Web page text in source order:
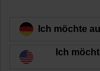
Ich möchte
Ich